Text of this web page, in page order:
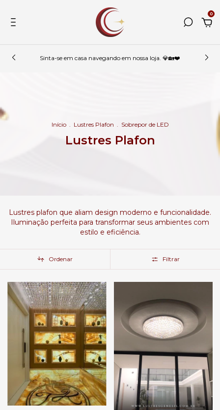
0
Sinta-se em casa navegando em nossa loja. 💎🏡❤️
Início . Lustres Plafon . Sobrepor de LED
Lustres Plafon
Lustres plafon que aliam design moderno e funcionalidade.
Iluminação perfeita para transformar seus ambientes com
estilo e eficiência.
Ordenar Filtrar